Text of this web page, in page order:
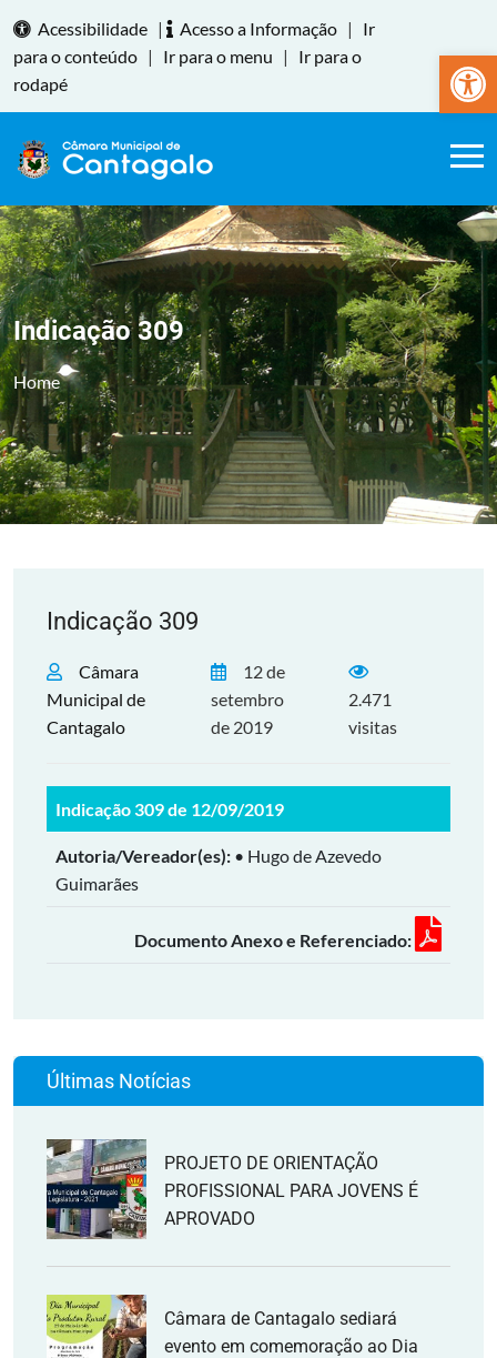
Abrir
Acessibilidade | Acesso a Informação |
Ir
para o conteúdo | Ir para o menu |
Ir para o
rodapé
Indicação 309
Home
Indicação 309
Câmara
Municipal de
Cantagalo
12 de
setembro
de 2019
2.471
visitas
Indicação 309 de 12/09/2019
Autoria/Vereador(es): • Hugo de Azevedo
Guimarães
Documento Anexo e Referenciado:
Últimas Notícias
PROJETO DE ORIENTAÇÃO
PROFISSIONAL PARA JOVENS É
APROVADO
Câmara de Cantagalo sediará
evento em comemoração ao Dia